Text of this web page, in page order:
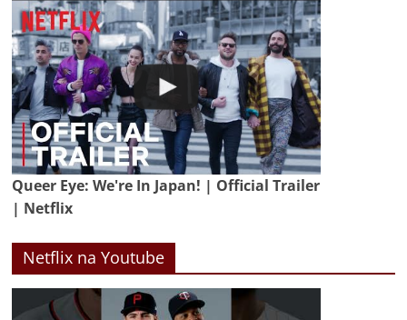
Queer Eye: We're In Japan! | Official Trailer
| Netflix
Netflix na Youtube